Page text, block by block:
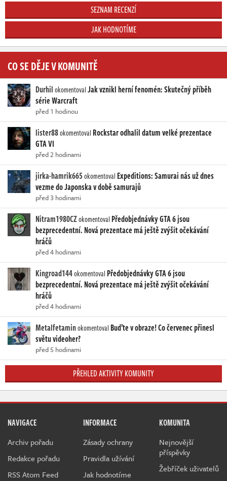
SEZNAM RECENZÍ
JAK HODNOTÍME
CO SE DĚJE V KOMUNITĚ
DurhilokomentovalJak vznikl herní fenomén: Skutečný příběh
série Warcraft
před 1 hodinou
lister88okomentoval Rockstar odhalil datum velké prezentace
GTA VI
před 2 hodinami
jirka-hamrik665okomentoval Expeditions: Samurai nás už dnes
vezme do Japonska v době samurajů
před 3 hodinami
Nitram1980CZokomentoval Předobjednávky GTA 6 jsou
bezprecedentní. Nová prezentace má ještě zvýšit očekávání
hráčů
před 4 hodinami
Kingroad144okomentoval Předobjednávky GTA 6 jsou
bezprecedentní. Nová prezentace má ještě zvýšit očekávání
hráčů
před 4 hodinami
Metalfetaminokomentoval Buďte v obraze! Co červenec přinesl
světu videoher?
před 5 hodinami
PŘEHLED AKTIVITY KOMUNITY
NAVIGACE
Archiv pořadu
Redakce pořadu
RSS Atom Feed
INFORMACE
Zásady ochrany
Pravidla užívání
Jak hodnotíme
KOMUNITA
Nejnovější
příspěvky
Žebříček uživatelů